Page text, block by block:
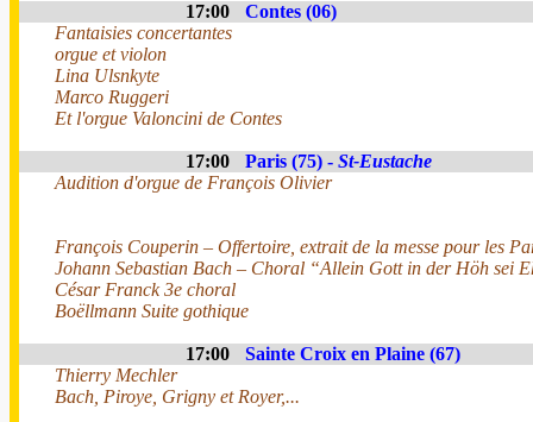
17:00
Contes (06)
Fantaisies concertantes
orgue et violon
Lina Ulsnkyte
Marco Ruggeri
Et l'orgue Valoncini de Contes
17:00 Paris (75) - St-Eustache
Audition d'orgue de François Olivier
François Couperin – Offertoire, extrait de la messe pour les
Johann Sebastian Bach – Choral “Allein Gott in der Höh sei
César Franck 3e choral
Boëllmann Suite gothique
17:00
Sainte Croix en Plaine (67)
Thierry Mechler
Bach, Piroye, Grigny et Royer,...